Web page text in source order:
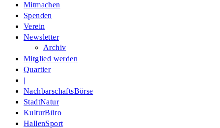
Mitmachen
Spenden
Verein
Newsletter
Archiv
Mitglied werden
Quartier
|
NachbarschaftsBörse
StadtNatur
KulturBüro
HallenSport